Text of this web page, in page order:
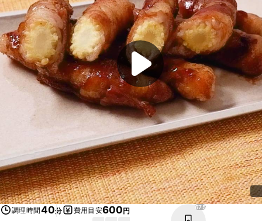
調理時間40分 費用目安600円 675